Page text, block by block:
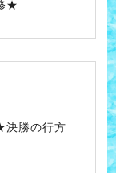
★
勝の行方